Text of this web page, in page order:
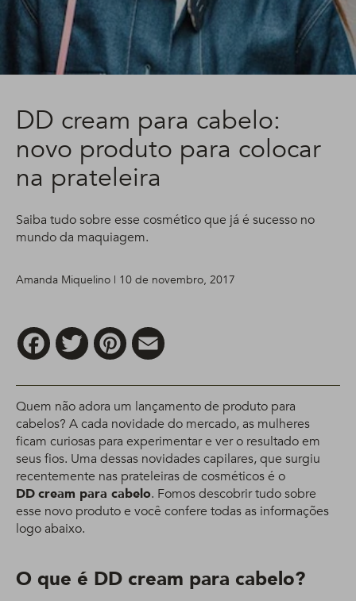
DD cream para cabelo:
novo produto para colocar
na prateleira
Saiba tudo sobre esse cosmético que já é sucesso no
mundo da maquiagem.
Amanda Miquelino | 10 de novembro, 2017
FacebookTwitter Pinterest
Quem não adora um lançamento de produto para
cabelos? A cada novidade do mercado, as mulheres
ficam curiosas para experimentar e ver o resultado em
seus fios. Uma dessas novidades capilares, que surgiu
recentemente nas prateleiras de cosméticos é o
DDcream para cabelo. Fomos descobrir tudo sobre
esse novo produto e você confere todas as informações
logo abaixo.
O que é DD cream para cabelo?